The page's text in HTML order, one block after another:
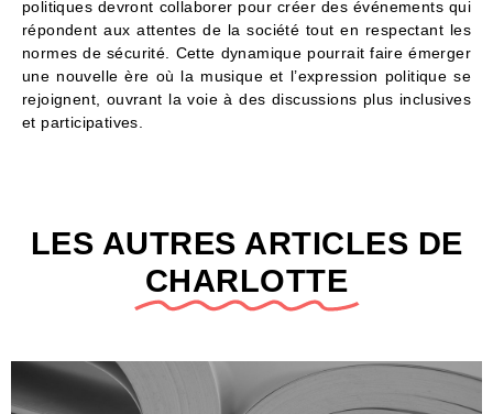
politiques devront collaborer pour créer des événements qui
répondent aux attentes de la société tout en respectant les
normes de sécurité. Cette dynamique pourrait faire émerger
une nouvelle ère où la musique et l’expression politique se
rejoignent, ouvrant la voie à des discussions plus inclusives
et participatives.
LES AUTRES ARTICLES DE
CHARLOTTE